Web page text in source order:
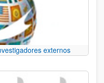
externos